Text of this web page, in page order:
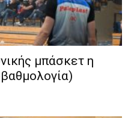
μπάσκετ η